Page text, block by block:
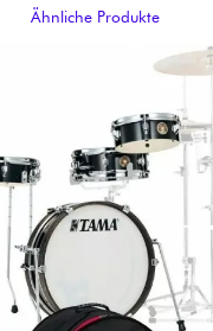
Ähnliche Produkte